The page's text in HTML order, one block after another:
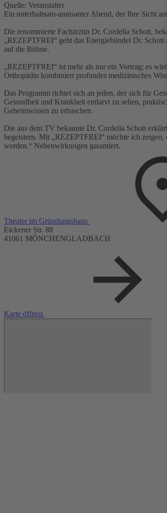
Quelle: Veranstalter
Ein unterhaltsam-amüsanter Abend, der Ihre Sicht
Die renommierte Fachärztin Dr. Cordelia Schott,
„REZEPTFREI“ geht das Energiebündel Dr.
auf die Bühne.
„REZEPTFREI“ ist mehr als nur ein Vortrag; es
Orthopädin kombiniert profundes medizinisches
Das Programm richtet sich an jeden, der sich für
Gesundheit und Krankheit entlarvt zu sehen,
Geheimwissen zu erhaschen.
Die aus dem TV bekannte Dr. Cordelia Schott
begeistern. Mit „REZEPTFREI“ möchte ich zeigen,
werden.“ Nebenwirkungen garantiert.
Theater im Gründungshaus
Eickener Str. 88
41061 MÖNCHENGLADBACH
Karte öffnen